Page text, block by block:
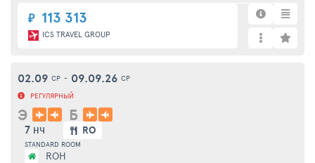
₽ 113 313
ICS TRAVEL GROUP
02.09 СР - 09.09.26 СР
РЕГУЛЯРНЫЙ
Э Б
7 НЧ RO
STANDARD ROOM
ROH